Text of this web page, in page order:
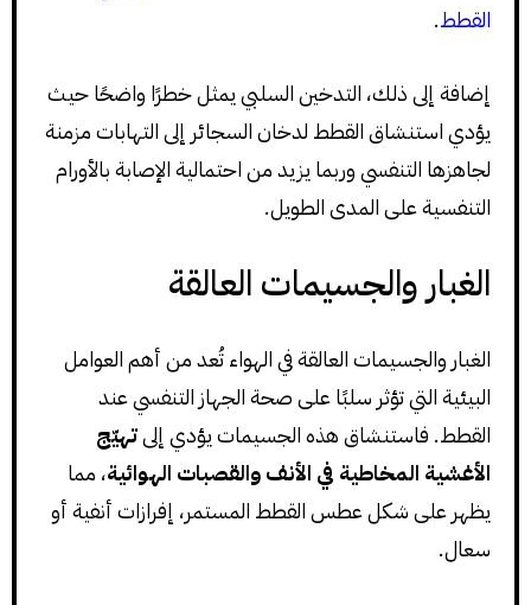
القطط.
إضافة إلى ذلك، التدخين السلبي يمثل خطرًا واضحًا حيث
يؤدي استنشاق القطط لدخان السجائر إلى التهابات مزمنة
لجاهزها التنفسي وربما يزيد من احتمالية الإصابة بالأورام
التنفسية على المدى الطويل.
الغبار والجسيمات العالقة
الغبار والجسيمات العالقة في الهواء تُعد من أهم العوامل
البيئية التي تؤثر سلبًا على صحة الجهاز التنفسي عند
القطط. فاستنشاق هذه الجسيمات يؤدي إلىتهيّج
الأغشية المخاطية في الأنف والقصبات الهوائية، مما
يظهر على شكل عطس القطط المستمر، إفرازات أنفية أو
سعال.